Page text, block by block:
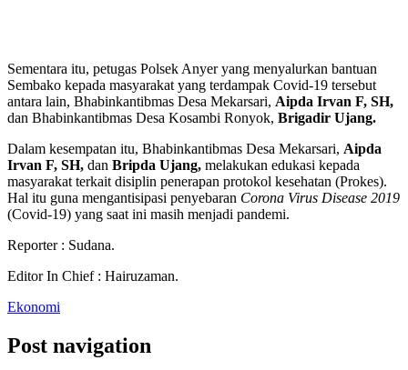
Sementara itu, petugas Polsek Anyer yang menyalurkan bantuan
Sembako kepada masyarakat yang terdampak Covid-19 tersebut
antara lain, Bhabinkantibmas Desa Mekarsari, Aipda Irvan F, SH,
dan Bhabinkantibmas Desa Kosambi Ronyok, Brigadir Ujang.
Dalam kesempatan itu, Bhabinkantibmas Desa Mekarsari, Aipda
Irvan F, SH, dan Bripda Ujang, melakukan edukasi kepada
masyarakat terkait disiplin penerapan protokol kesehatan (Prokes).
Hal itu guna mengantisipasi penyebaran Corona Virus Disease 2019
(Covid-19) yang saat ini masih menjadi pandemi.
Reporter : Sudana.
Editor In Chief : Hairuzaman.
Ekonomi
Post navigation